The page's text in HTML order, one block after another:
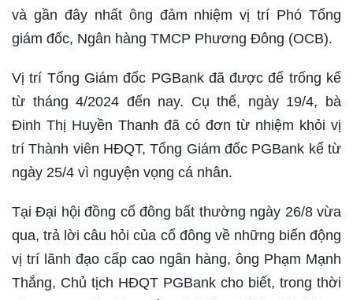
và gần đây nhất ông đảm nhiệm vị trí Phó Tổng
giám đốc, Ngân hàng TMCP Phương Đông (OCB).
Vị trí Tổng Giám đốc PGBank đã được để trống kể
từ tháng 4/2024 đến nay. Cụ thể, ngày 19/4, bà
Đinh Thị Huyền Thanh đã có đơn từ nhiệm khỏi vị
trí Thành viên HĐQT, Tổng Giám đốc PGBank kể từ
ngày 25/4 vì nguyện vọng cá nhân.
Tại Đại hội đồng cổ đông bất thường ngày 26/8 vừa
qua, trả lời câu hỏi của cổ đông về những biến động
vị trí lãnh đạo cấp cao ngân hàng, ông Phạm Mạnh
Thắng, Chủ tịch HĐQT PGBank cho biết, trong thời